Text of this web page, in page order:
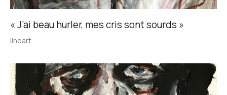
« J’ai beau hurler, mes cris sont sourds »
lineart